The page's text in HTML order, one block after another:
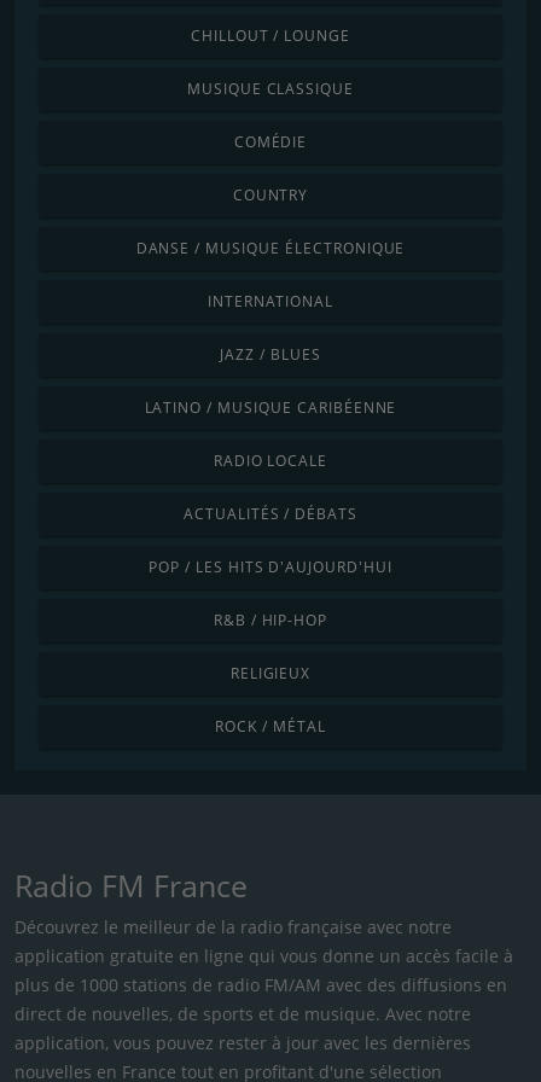
CHILLOUT / LOUNGE
MUSIQUE CLASSIQUE
COMÉDIE
COUNTRY
DANSE / MUSIQUE ÉLECTRONIQUE
INTERNATIONAL
JAZZ / BLUES
LATINO / MUSIQUE CARIBÉENNE
RADIO LOCALE
ACTUALITÉS / DÉBATS
POP / LES HITS D'AUJOURD'HUI
R&B / HIP-HOP
RELIGIEUX
ROCK / MÉTAL
Radio FM France
Découvrez le meilleur de la radio française avec notre
application gratuite en ligne qui vous donne un accès facile à
plus de 1000 stations de radio FM/AM avec des diffusions en
direct de nouvelles, de sports et de musique. Avec notre
application, vous pouvez rester à jour avec les dernières
nouvelles en France tout en profitant d'une sélection